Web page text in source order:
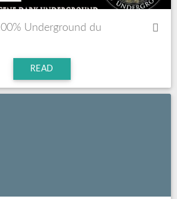
Underground du
READ